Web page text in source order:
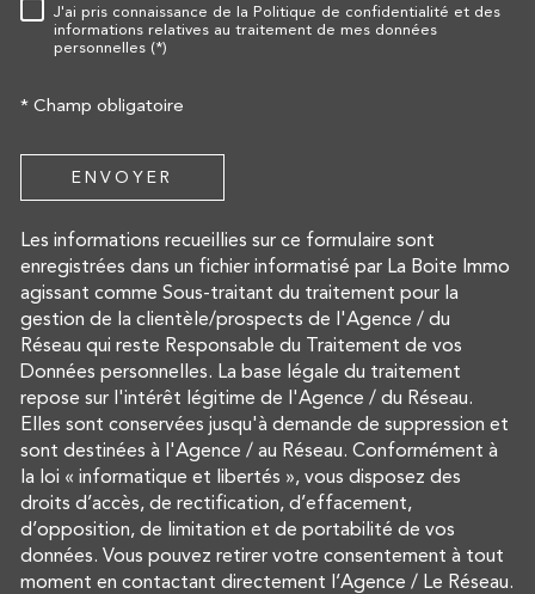
RÈGLEMENTATION
J'ai pris connaissance de la Politique de confidentialité et des
informations relatives au traitement de mes données
personnelles (*)
* Champ obligatoire
ENVOYER
Les informations recueillies sur ce formulaire sont
enregistrées dans un fichier informatisé par La Boite Immo
agissant comme Sous-traitant du traitement pour la
gestion de la clientèle/prospects de l'Agence / du
Réseau qui reste Responsable du Traitement de vos
Données personnelles. La base légale du traitement
repose sur l'intérêt légitime de l'Agence / du Réseau.
Elles sont conservées jusqu'à demande de suppression et
sont destinées à l'Agence / au Réseau. Conformément à
la loi « informatique et libertés », vous disposez des
droits d’accès, de rectification, d’effacement,
d’opposition, de limitation et de portabilité de vos
données. Vous pouvez retirer votre consentement à tout
moment en contactant directement l’Agence / Le Réseau.